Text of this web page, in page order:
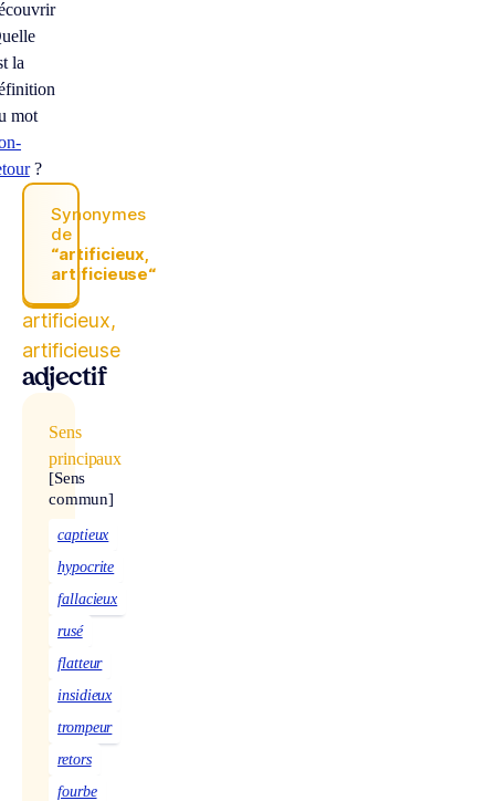
la
mot
?
Synonymes
de
“artificieux,
artificieuse“
artificieux,
artificieuse
adjectif
Sens
principaux
[Sens
commun]
captieux
hypocrite
fallacieux
rusé
flatteur
insidieux
trompeur
retors
fourbe